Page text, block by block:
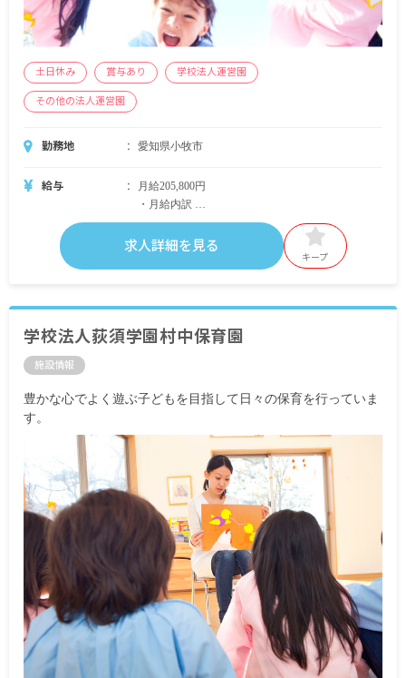
土日休み 賞与あり 学校法人運営園
その他の法人運営園
勤務地 愛知県小牧市
給与
月給205,800円
・月給内訳
基本給 173,000円
諸手当 32,800円
昇給年1回
求人詳細を見る
キープ
学校法人荻須学園村中保育園
施設情報
豊かな心でよく遊ぶ子どもを目指して日々の保育を行っていま
す。